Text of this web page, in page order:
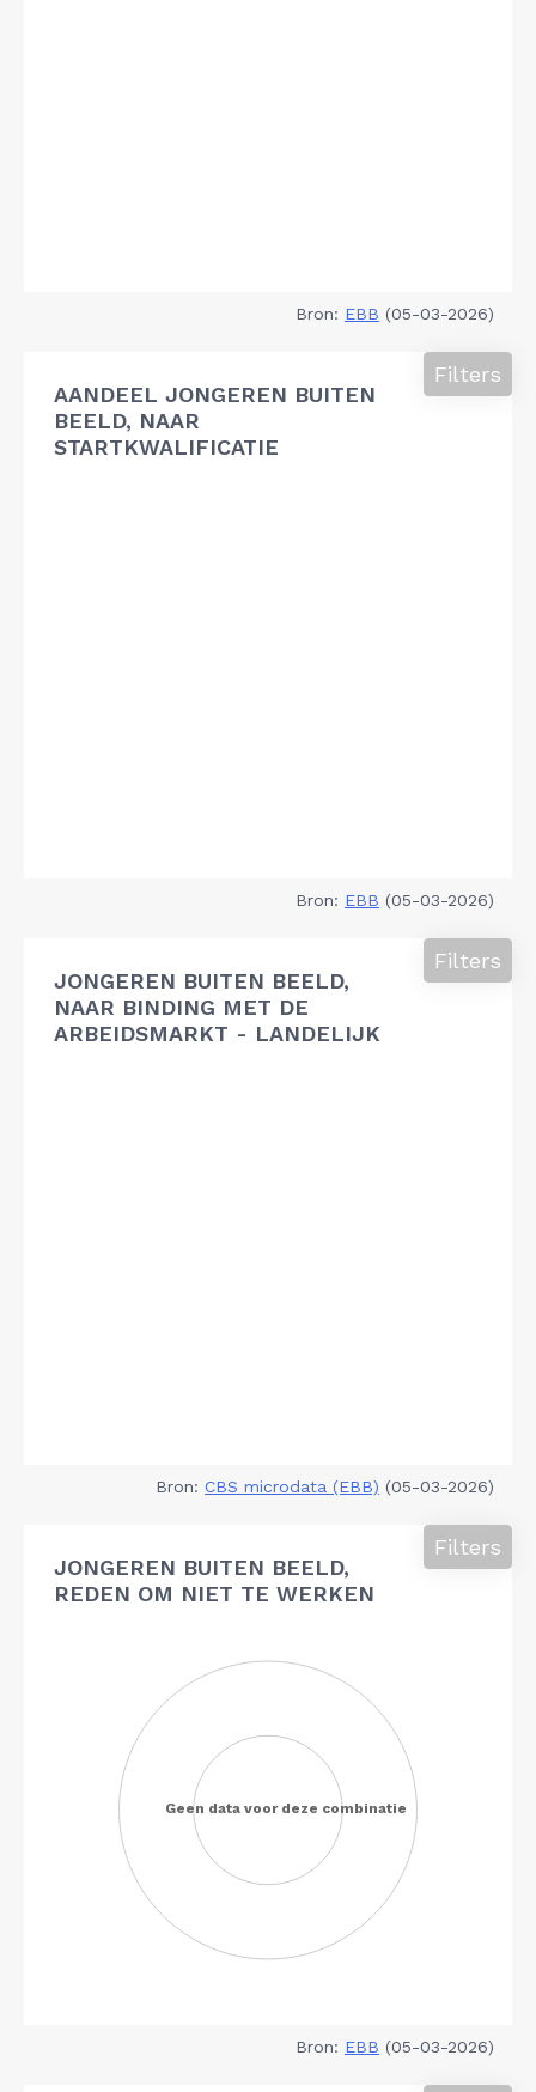
Bron: EBB (05-03-2026)
AANDEEL JONGEREN BUITEN
BEELD, NAAR
STARTKWALIFICATIE
Filters
Bron: EBB (05-03-2026)
JONGEREN BUITEN BEELD,
NAAR BINDING MET DE
ARBEIDSMARKT - LANDELIJK
Filters
Bron: CBS microdata (EBB) (05-03-2026)
JONGEREN BUITEN BEELD,
REDEN OM NIET TE WERKEN
Filters
Bron: EBB (05-03-2026)